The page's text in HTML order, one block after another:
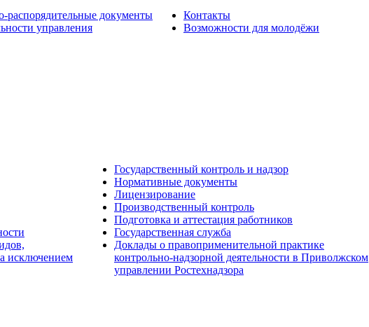
распорядительные документы
управления
Контакты
Возможности для молодёжи
исключением
Государственный контроль и надзор
Нормативные документы
Лицензирование
Производственный контроль
Подготовка и аттестация работников
Государственная служба
Доклады о правоприменительной практике
контрольно-надзорной деятельности в Приволжском
управлении Ростехнадзора